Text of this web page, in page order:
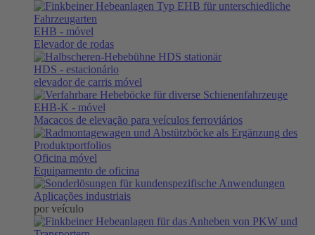
EHB - móvel
Elevador de rodas
HDS - estacionário
elevador de carris móvel
EHB-K - móvel
Macacos de elevação para veículos ferroviários
Oficina móvel
Equipamento de oficina
Aplicações industriais
por veículo